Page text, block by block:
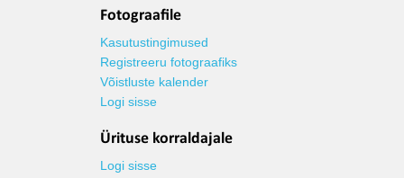
Fotograafile
Kasutustingimused
Registreeru fotograafiks
Võistluste kalender
Logi sisse
Ürituse korraldajale
Logi sisse